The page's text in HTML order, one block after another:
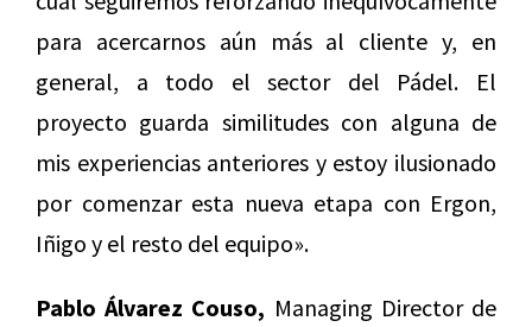
para acercarnos aún más al cliente y, en
general, a todo el sector del Pádel. El
proyecto guarda similitudes con alguna de
mis experiencias anteriores y estoy ilusionado
por comenzar esta nueva etapa con Ergon,
Iñigo y el resto del equipo».
Pablo Álvarez Couso, Managing Director de